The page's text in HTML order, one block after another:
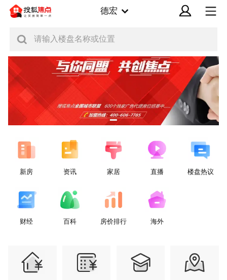
德宏
请输入楼盘名称或位置
新房 资讯 家居 直播 楼盘热议
财经 百科 房价排行 海外